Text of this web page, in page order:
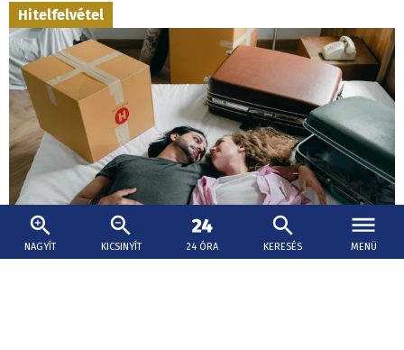
NAGYÍT KICSINYÍT 24 ÓRA KERESÉS MENÜ
Hitelfelvétel